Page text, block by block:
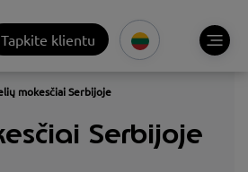
Tapkite klientu
mokesčiai Serbijoje
Serbijoje